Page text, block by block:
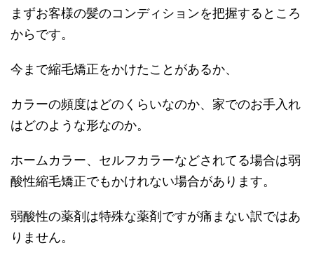
まずお客様の髪のコンディションを把握するところ
からです。
今まで縮毛矯正をかけたことがあるか、
カラーの頻度はどのくらいなのか、家でのお手入れ
はどのような形なのか。
ホームカラー、セルフカラーなどされてる場合は弱
酸性縮毛矯正でもかけれない場合があります。
弱酸性の薬剤は特殊な薬剤ですが痛まない訳ではあ
りません。